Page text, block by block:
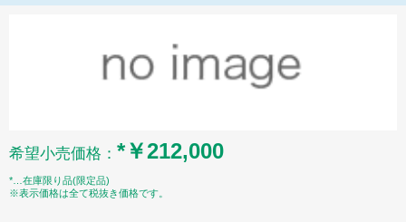
希望小売価格： *￥212,000
*…在庫限り品(限定品)
※表示価格は全て税抜き価格です。